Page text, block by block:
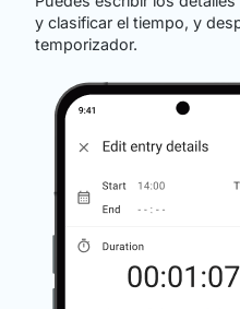
y clasificar el tiempo, y
temporizador.